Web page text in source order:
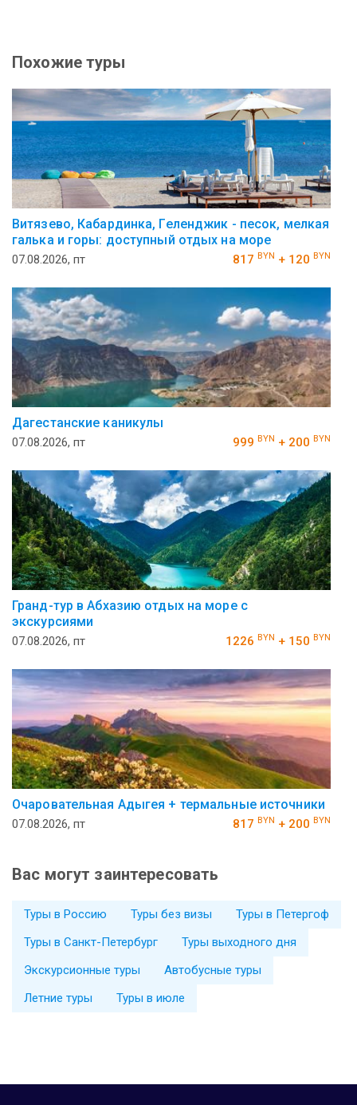
Похожие туры
Витязево, Кабардинка, Геленджик - песок, мелкая
галька и горы: доступный отдых на море
07.08.2026, пт 817 BYN + 120 BYN
Дагестанские каникулы
07.08.2026, пт 999 BYN + 200 BYN
Гранд-тур в Абхазию отдых на море с
экскурсиями
07.08.2026, пт 1226 BYN + 150 BYN
Очаровательная Адыгея + термальные источники
07.08.2026, пт 817 BYN + 200 BYN
Вас могут заинтересовать
Туры в Россию Туры без визы
Туры в Петергоф
Туры в Санкт-Петербург
Туры выходного дня
Экскурсионные туры
Автобусные туры
Летние туры
Туры в июле